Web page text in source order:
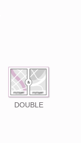
DOUBLE